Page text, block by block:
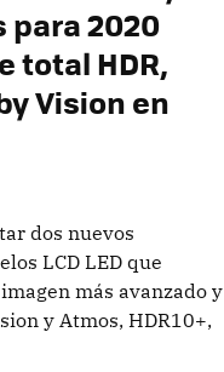
para 2020
total HDR,
Vision en
dos nuevos
LCD LED que
más avanzado y
y Atmos, HDR10+,